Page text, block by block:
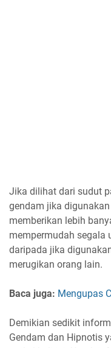
Jika dilihat dari sudut
gendam jika
memberikan lebih
mempermudah segala
daripada jika
merugikan orang lain.
Baca juga: Mengupas
Demikian sedikit
Gendam dan Hipnotis